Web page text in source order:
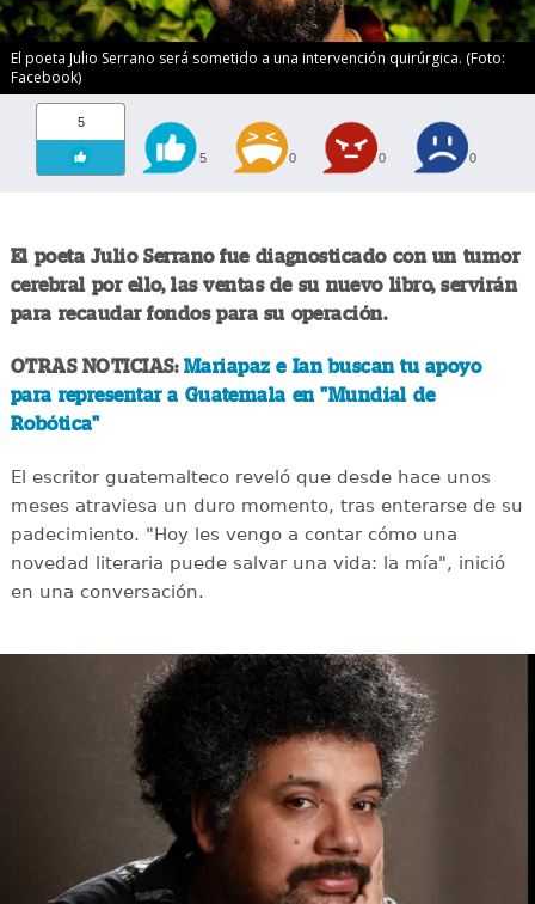
El poeta Julio Serrano será sometido a una intervención quirúrgica. (Foto:
Facebook)
5
5 0 0 0
El poeta Julio Serrano fue diagnosticado con un tumor
cerebral por ello, las ventas de su nuevo libro, servirán
para recaudar fondos para su operación.
OTRAS NOTICIAS: Mariapaz e Ian buscan tu apoyo
para representar a Guatemala en "Mundial de
Robótica"
El escritor guatemalteco reveló que desde hace unos
meses atraviesa un duro momento, tras enterarse de su
padecimiento. "Hoy les vengo a contar cómo una
novedad literaria puede salvar una vida: la mía", inició
en una conversación.